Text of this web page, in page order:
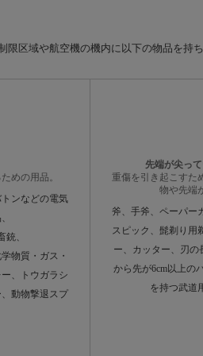
区域や航空機の機内に以下の物品を持
めの用品。
ンなどの電気
、
物質・ガス・
、トウガラシ
動物撃退スプ
先端が尖っ
重傷を引き起こすた
物や先端
斧、手斧、ペーパー
スピック、髭剃り用
ー、カッター、刃の
から先が6cm以上の
を持つ武道